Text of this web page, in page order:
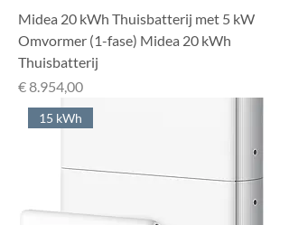
Midea 20 kWh Thuisbatterij met 5 kW
Omvormer (1-fase) Midea 20 kWh
Thuisbatterij
Prijs
€ 8.954,00
15 kWh